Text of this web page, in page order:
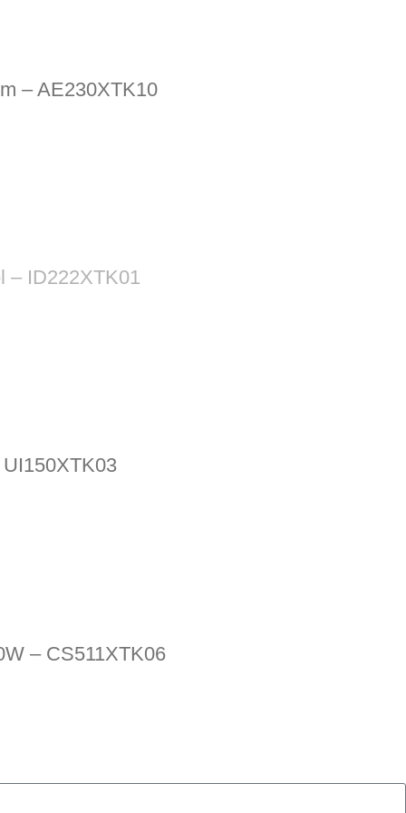
– AE230XTK10
– ID222XTK01
– CS511XTK06